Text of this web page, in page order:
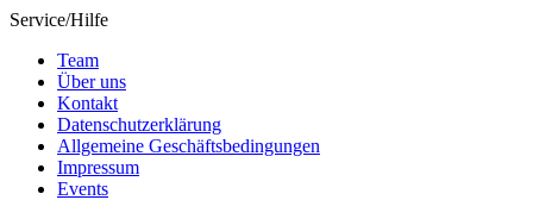
Service/Hilfe
Team
Über uns
Kontakt
Datenschutzerklärung
Allgemeine Geschäftsbedingungen
Impressum
Events